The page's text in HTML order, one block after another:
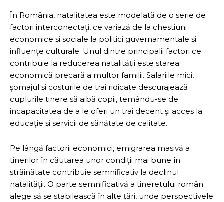
În România, natalitatea este modelată de o serie de
factori interconectați, ce variază de la chestiuni
economice și sociale la politici guvernamentale și
influențe culturale. Unul dintre principalii factori ce
contribuie la reducerea natalității este starea
economică precară a multor familii. Salariile mici,
șomajul și costurile de trai ridicate descurajează
cuplurile tinere să aibă copii, temându-se de
incapacitatea de a le oferi un trai decent și acces la
educație și servicii de sănătate de calitate.
Pe lângă factorii economici, emigrarea masivă a
tinerilor în căutarea unor condiții mai bune în
străinătate contribuie semnificativ la declinul
natalității. O parte semnificativă a tineretului român
alege să se stabilească în alte țări, unde perspectivele